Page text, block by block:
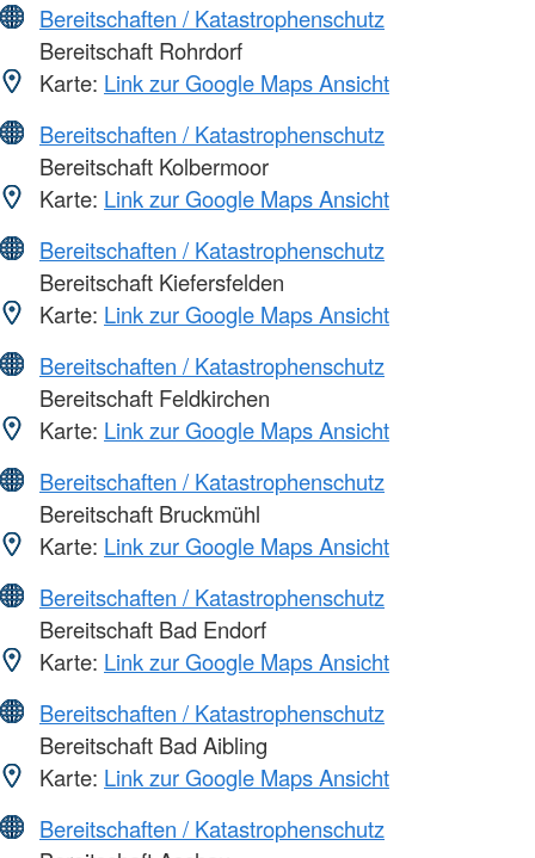
Bereitschaften / Katastrophenschutz
Bereitschaft Rohrdorf
Karte: Link zur Google Maps Ansicht
Bereitschaften / Katastrophenschutz
Bereitschaft Kolbermoor
Karte: Link zur Google Maps Ansicht
Bereitschaften / Katastrophenschutz
Bereitschaft Kiefersfelden
Karte: Link zur Google Maps Ansicht
Bereitschaften / Katastrophenschutz
Bereitschaft Feldkirchen
Karte: Link zur Google Maps Ansicht
Bereitschaften / Katastrophenschutz
Bereitschaft Bruckmühl
Karte: Link zur Google Maps Ansicht
Bereitschaften / Katastrophenschutz
Bereitschaft Bad Endorf
Karte: Link zur Google Maps Ansicht
Bereitschaften / Katastrophenschutz
Bereitschaft Bad Aibling
Karte: Link zur Google Maps Ansicht
Bereitschaften / Katastrophenschutz